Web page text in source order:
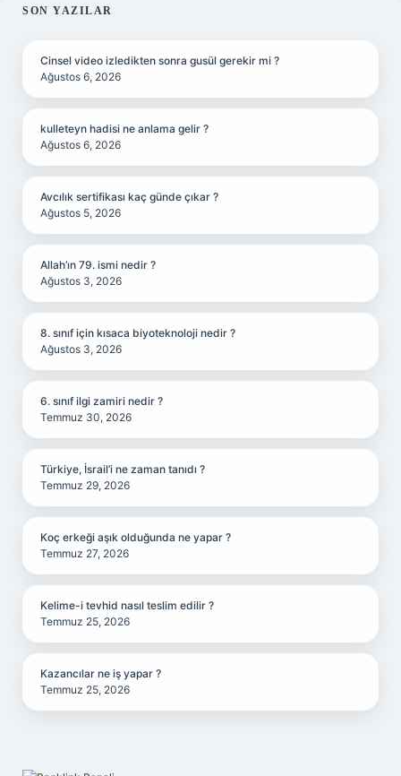
SIDEBAR
SON YAZILAR
Cinsel video izledikten sonra gusül gerekir mi ?
Ağustos 6, 2026
kulleteyn hadisi ne anlama gelir ?
Ağustos 6, 2026
Avcılık sertifikası kaç günde çıkar ?
Ağustos 5, 2026
Allah’ın 79. ismi nedir ?
Ağustos 3, 2026
8. sınıf için kısaca biyoteknoloji nedir ?
Ağustos 3, 2026
6. sınıf ilgi zamiri nedir ?
Temmuz 30, 2026
Türkiye, İsrail’i ne zaman tanıdı ?
Temmuz 29, 2026
Koç erkeği aşık olduğunda ne yapar ?
Temmuz 27, 2026
Kelime-i tevhid nasıl teslim edilir ?
Temmuz 25, 2026
Kazancılar ne iş yapar ?
Temmuz 25, 2026